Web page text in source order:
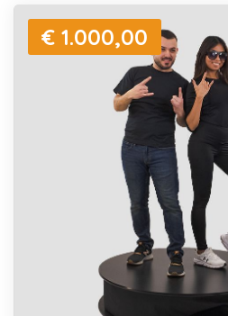
€ 1.000,00